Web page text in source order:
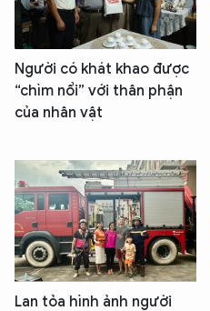
Người có khát khao được
“chìm nổi” với thân phận
của nhân vật
Lan tỏa hình ảnh người